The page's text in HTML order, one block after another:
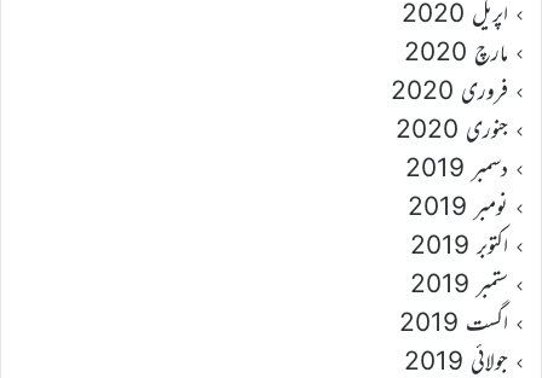
اپریل 2020
مارچ 2020
فروری 2020
جنوری 2020
دسمبر 2019
نومبر 2019
اکتوبر 2019
ستمبر 2019
اگست 2019
جولائی 2019